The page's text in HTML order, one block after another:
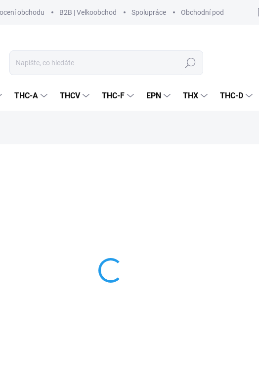
obchodu B2B | Velkoobchod Spolupráce Obchodní podmínky
Hledat
THC-A THCV THC-F EPN THX THC-D